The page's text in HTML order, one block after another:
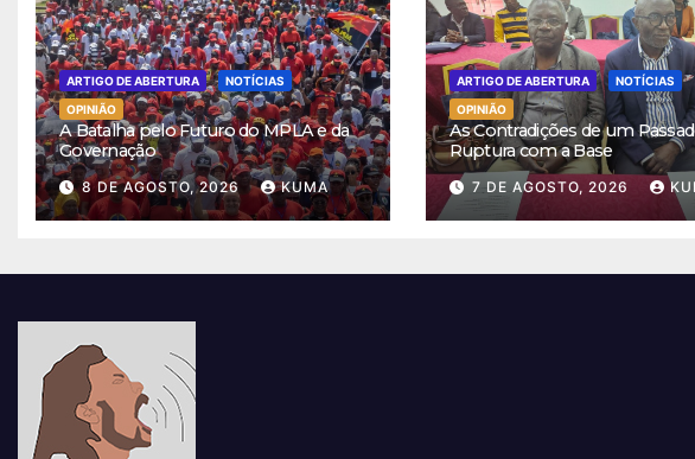
ARTIGO DE ABERTURA
NOTÍCIAS
OPINIÃO
A Batalha pelo Futuro do MPLA e da
Governação
8 DE AGOSTO, 2026 KUMA
ARTIGO DE ABERTURA
NOTÍCIAS
OPINIÃO
As Contradições de um
Ruptura com a Base
7 DE AGOSTO, 2026